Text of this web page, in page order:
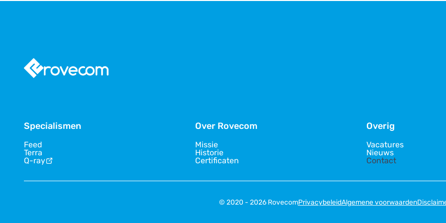
Specialismen
Feed
Terra
Q-ray
Over Rovecom
Missie
Historie
Certificaten
Overig
Vacatures
Nieuws
Contact
© 2020 - 2026 RovecomPrivacybeleidAlgemene voorwaarden